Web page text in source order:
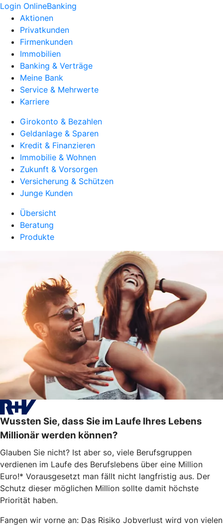
Login OnlineBanking
Aktionen
Privatkunden
Firmenkunden
Immobilien
Banking & Verträge
Meine Bank
Service & Mehrwerte
Karriere
Girokonto & Bezahlen
Geldanlage & Sparen
Kredit & Finanzieren
Immobilie & Wohnen
Zukunft & Vorsorgen
Versicherung & Schützen
Junge Kunden
Übersicht
Beratung
Produkte
Wussten Sie, dass Sie im Laufe Ihres Lebens
Millionär werden können?
Glauben Sie nicht? Ist aber so, viele Berufsgruppen
verdienen im Laufe des Berufslebens über eine Million
Euro!* Vorausgesetzt man fällt nicht langfristig aus. Der
Schutz dieser möglichen Million sollte damit höchste
Priorität haben.
Fangen wir vorne an: Das Risiko Jobverlust wird von vielen